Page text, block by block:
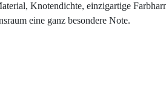
Knotendichte, einzigartige
eine ganz besondere Note.